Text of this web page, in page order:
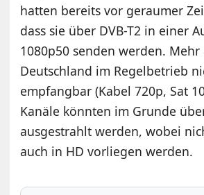
hatten bereits vor geraumer
dass sie über DVB-T2 in einer
1080p50 senden werden.
Deutschland im Regelbetrieb
empfangbar (Kabel 720p, Sat
Kanäle könnten im Grunde
ausgestrahlt werden, wobei
auch in HD vorliegen werden.